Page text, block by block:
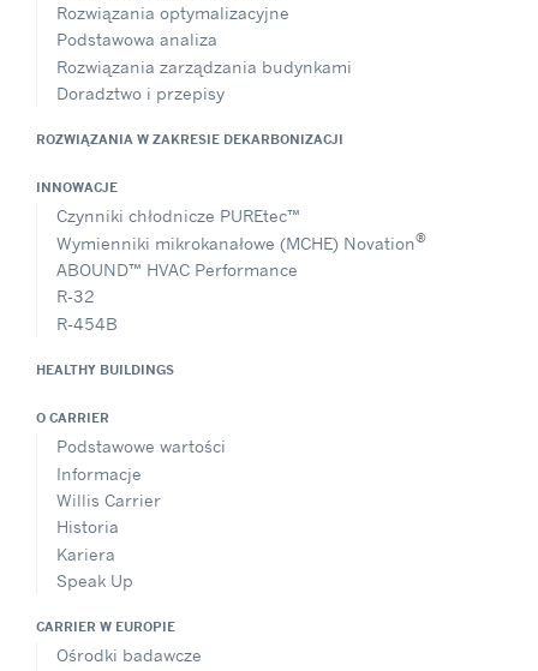
Rozwiązania optymalizacyjne
Podstawowa analiza
Rozwiązania zarządzania budynkami
Doradztwo i przepisy
ROZWIĄZANIA W ZAKRESIE DEKARBONIZACJI
INNOWACJE
Czynniki chłodnicze PUREtec™
Wymienniki mikrokanałowe (MCHE) Novation®
ABOUND™ HVAC Performance
R-32
R-454B
HEALTHY BUILDINGS
O CARRIER
Podstawowe wartości
Informacje
Willis Carrier
Historia
Kariera
Speak Up
CARRIER W EUROPIE
Ośrodki badawcze